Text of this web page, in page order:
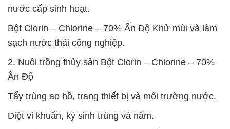
nước cấp sinh hoạt.
Bột Clorin – Chlorine – 70% Ấn Độ Khử mùi và làm
sạch nước thải công nghiệp.
2. Nuôi trồng thủy sản Bột Clorin – Chlorine – 70%
Ấn Độ
Tẩy trùng ao hồ, trang thiết bị và môi trường nước.
Diệt vi khuẩn, ký sinh trùng và nấm.